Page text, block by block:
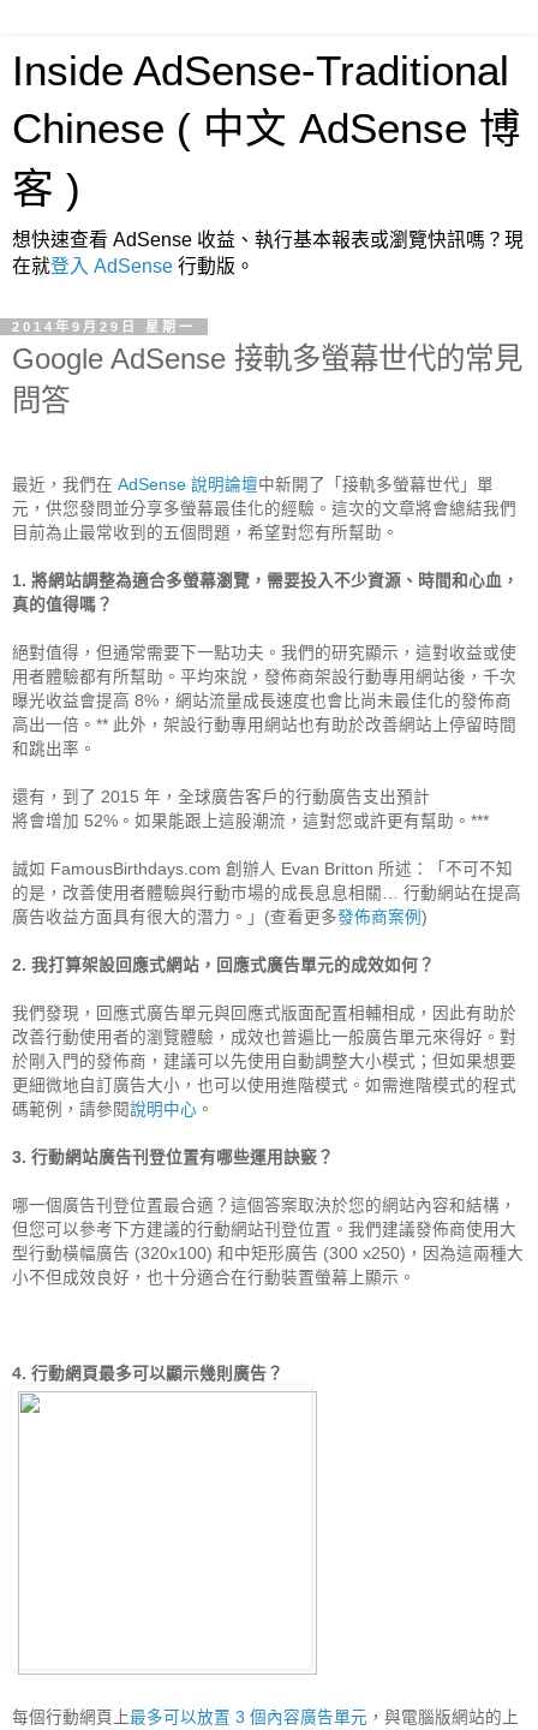
Inside AdSense-Traditional
Chinese ( 中文 AdSense 博
客 )
想快速查看 AdSense 收益、執行基本報表或瀏覽快訊嗎？現
在就登入 AdSense 行動版。
2014年9月29日 星期一
Google AdSense 接軌多螢幕世代的常見
問答
最近，我們在 AdSense 說明論壇中新開了「接軌多螢幕世代」單
元，供您發問並分享多螢幕最佳化的經驗。這次的文章將會總結我們
目前為止最常收到的五個問題，希望對您有所幫助。
1. 將網站調整為適合多螢幕瀏覽，需要投入不少資源、時間和心血，
真的值得嗎？
絕對值得，但通常需要下一點功夫。我們的研究顯示，這對收益或使
用者體驗都有所幫助。平均來說，發佈商架設行動專用網站後，千次
曝光收益會提高 8%，網站流量成長速度也會比尚未最佳化的發佈商
高出一倍。** 此外，架設行動專用網站也有助於改善網站上停留時間
和跳出率。
還有，到了 2015 年，全球廣告客戶的行動廣告支出預計
將會增加 52%。如果能跟上這股潮流，這對您或許更有幫助。***
誠如 FamousBirthdays.com 創辦人 Evan Britton 所述：「不可不知
的是，改善使用者體驗與行動市場的成長息息相關… 行動網站在提高
廣告收益方面具有很大的潛力。」(查看更多發佈商案例 )
2. 我打算架設回應式網站，回應式廣告單元的成效如何？
我們發現，回應式廣告單元與回應式版面配置相輔相成，因此有助於
改善行動使用者的瀏覽體驗，成效也普遍比一般廣告單元來得好。對
於剛入門的發佈商，建議可以先使用自動調整大小模式；但如果想要
更細微地自訂廣告大小，也可以使用進階模式。如需進階模式的程式
碼範例，請參閱說明中心 。
哪一個廣告刊登位置最合適？這個答案取決於您的網站內容和結構，
但您可以參考下方建議的行動網站刊登位置。我們建議發佈商使用大
型行動橫幅廣告 (320x100) 和中矩形廣告 (300 x250)，因為這兩種大
小不但成效良好，也十分適合在行動裝置螢幕上顯示。
4. 行動網頁最多可以顯示幾則廣告？
每個行動網頁上最多可以放置 3 個內容廣告單元 ，與電腦版網站的上